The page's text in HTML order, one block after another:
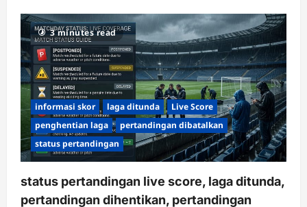
3 minutes read
informasi skor laga ditunda
Live Score
penghentian laga
pertandingan dibatalkan
status pertandingan
status pertandingan live score, laga ditunda,
pertandingan dihentikan, pertandingan